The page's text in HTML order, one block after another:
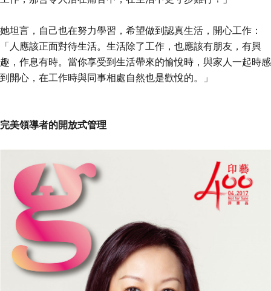
她坦言，自己也在努力學習，希望做到認真生活，開心工作：
「人應該正面對待生活。生活除了工作，也應該有朋友，有興
趣，作息有時。當你享受到生活帶來的愉悅時，與家人一起時感
到開心，在工作時與同事相處自然也是歡悅的。」
完美領導者的開放式管理